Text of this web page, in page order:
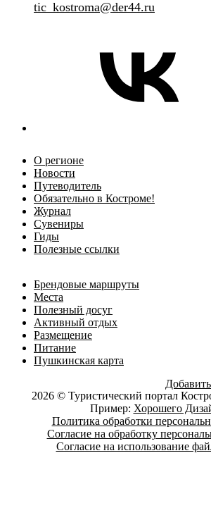
tic_kostroma@der44.ru
О регионе
Новости
Путеводитель
Обязательно в Костроме!
Журнал
Сувениры
Гиды
Полезные ссылки
Брендовые маршруты
Места
Полезный досуг
Активный отдых
Размещение
Питание
Пушкинская карта
2026 © Туристический портал
Пример: Хорошего
Политика обработки
Согласие на обработку
Согласие на использование